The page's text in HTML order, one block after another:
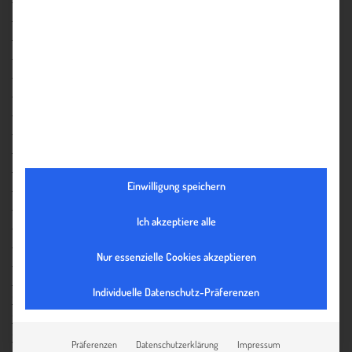
Every Day Low Pricing ( EDLP )
Gemeinsamer Zolltarif (GZT)
Einwilligung speichern
Ich akzeptiere alle
Nur essenzielle Cookies akzeptieren
Individuelle Datenschutz-Präferenzen
Präferenzen Datenschutzerklärung Impressum